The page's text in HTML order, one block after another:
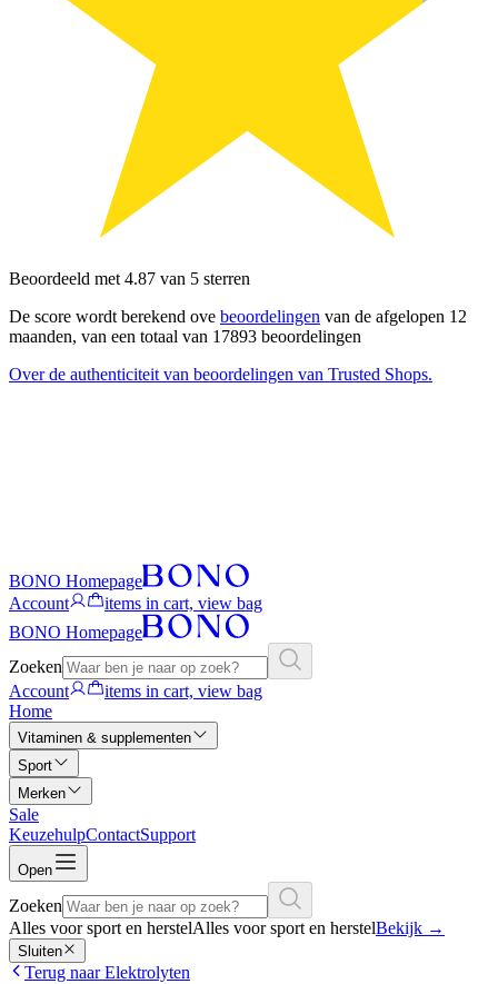
Beoordeeld met 4.87 van 5 sterren
De score wordt berekend ove beoordelingen van de afgelopen 12
maanden, van een totaal van 17893 beoordelingen
Over de authenticiteit van beoordelingen van Trusted Shops.
BONO Homepage
Account
items in cart, view bag
BONO Homepage
Zoeken
Account
items in cart, view bag
Home
Vitaminen & supplementen
Sport
Merken
Sale
KeuzehulpContactSupport
Open
Zoeken
Alles voor sport en herstelAlles voor sport en herstelBekijk →
Sluiten
Terug naar Elektrolyten